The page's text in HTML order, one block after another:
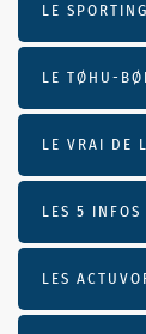
LE
LE TØHU-
LE VRAI DE
LES 5 INFOS
LES